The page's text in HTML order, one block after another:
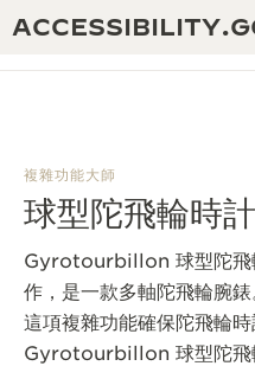
積家保養服務
黃金比例音樂表演
REVERSO 1931 CAFÉ
無限創意：逾 430 項專利
心靈手巧：1400 多種機芯
複雜功能大師
球型陀飛輪時計
Gyrotourbillon 球型陀飛
作，是一款多軸陀飛輪腕
這項複雜功能確保陀飛輪時
Gyrotourbillon 球型陀飛